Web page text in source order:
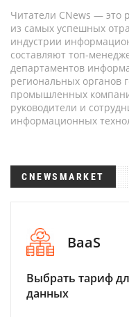
Читатели CNews — это
из самых успешных
индустрии
составляют топ-
департаментов
региональных органов
промышленных
руководители и
информационных
CNEWSMARKET
BaaS
Выбрать тариф
данных